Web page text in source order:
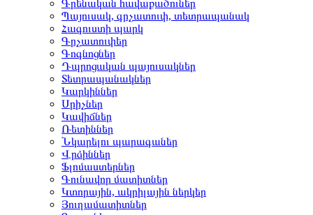
Գրենական հավաքածուներ
Պայուսակ, գրչատուփ, տետրապանակ
Հագուստի պարկ
Գրչատուփեր
Գոգնոցներ
Դպրոցական պայուսակներ
Տետրապանակներ
Կարկիններ
Սրիչներ
Կավիճներ
Ռետիններ
Նկարելու պարագաներ
Վրձիններ
Ֆլոմաստերներ
Գունավոր մատիտներ
Կտորային, ակրիլային ներկեր
Յուղամատիտներ